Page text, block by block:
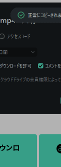
ンロ